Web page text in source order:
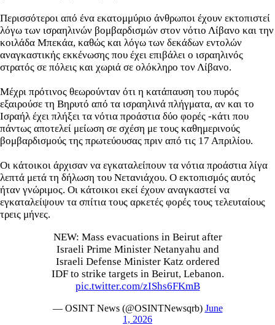
Περισσότεροι από ένα εκατομμύριο άνθρωποι έχουν εκτοπιστεί
λόγω των ισραηλινών βομβαρδισμών στον νότιο Λίβανο και την
κοιλάδα Μπεκάα, καθώς και λόγω των δεκάδων εντολών
αναγκαστικής εκκένωσης που έχει επιβάλει ο ισραηλινός
στρατός σε πόλεις και χωριά σε ολόκληρο τον Λίβανο.
Μέχρι πρότινος θεωρούνταν ότι η κατάπαυση του πυρός
εξαιρούσε τη Βηρυτό από τα ισραηλινά πλήγματα, αν και το
Ισραήλ έχει πλήξει τα νότια προάστια δύο φορές -κάτι που
πάντως αποτελεί μείωση σε σχέση με τους καθημερινούς
βομβαρδισμούς της πρωτεύουσας πριν από τις 17 Απριλίου.
Οι κάτοικοι άρχισαν να εγκαταλείπουν τα νότια προάστια λίγα
λεπτά μετά τη δήλωση του Νετανιάχου. Ο εκτοπισμός αυτός
ήταν γνώριμος. Οι κάτοικοι εκεί έχουν αναγκαστεί να
εγκαταλείψουν τα σπίτια τους αρκετές φορές τους τελευταίους
τρεις μήνες.
NEW: Mass evacuations in Beirut after
Israeli Prime Minister Netanyahu and
Israeli Defense Minister Katz ordered
IDF to strike targets in Beirut, Lebanon.
pic.twitter.com/zIShs6FKmB
— OSINT News (@OSINTNewsqrb) June
1, 2026